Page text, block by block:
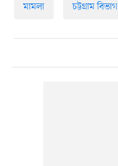
মামলা চট্টগ্রাম বিভাগ